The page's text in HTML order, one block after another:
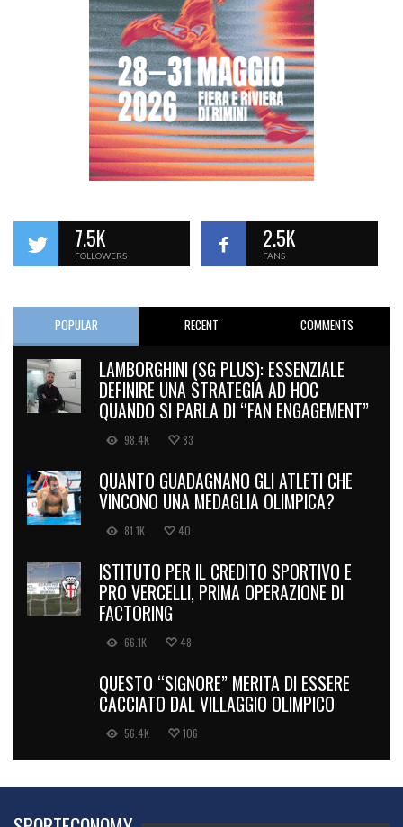
7.5K
FOLLOWERS
2.5K
FANS
POPULAR RECENT COMMENTS
LAMBORGHINI (SG PLUS): ESSENZIALE
DEFINIRE UNA STRATEGIA AD HOC
QUANDO SI PARLA DI “FAN ENGAGEMENT”
98.4K 83
QUANTO GUADAGNANO GLI ATLETI CHE
VINCONO UNA MEDAGLIA OLIMPICA?
81.1K 40
ISTITUTO PER IL CREDITO SPORTIVO E
PRO VERCELLI, PRIMA OPERAZIONE DI
FACTORING
66.1K 48
QUESTO “SIGNORE” MERITA DI ESSERE
CACCIATO DAL VILLAGGIO OLIMPICO
56.4K 106